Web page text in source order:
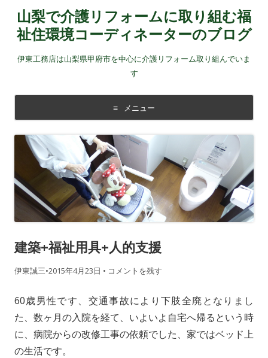
山梨で介護リフォームに取り組む福
祉住環境コーディネーターのブログ
伊東工務店は山梨県甲府市を中心に介護リフォーム取り組んでいま
す
メニュー
コンテンツに移動する
建築+福祉用具+人的支援
伊東誠三•2015年4月23日 • コメントを残す
60歳男性です、交通事故により下肢全廃となりまし
た、数ヶ月の入院を経て、いよいよ自宅へ帰るという時
に、病院からの改修工事の依頼でした、家ではベッド上
の生活です。